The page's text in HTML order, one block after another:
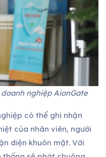
nghiệp AionGate
có thể ghi nhận
của nhân viên, người
diện khuôn mặt. Với